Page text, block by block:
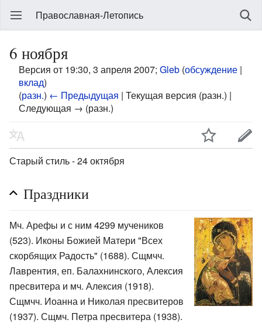
Православная-Летопись
6 ноября
Версия от 19:30, 3 апреля 2007; Gleb (обсуждение |
вклад)
(разн.) ← Предыдущая | Текущая версия (разн.) |
Следующая → (разн.)
Старый стиль - 24 октября
Праздники
Мч. Арефы и с ним 4299 мучеников
(523). Иконы Божией Матери "Всех
скорбящих Радость" (1688). Сщмчч.
Лаврентия, еп. Балахнинского, Алексия
пресвитера и мч. Алексия (1918).
Сщмчч. Иоанна и Николая пресвитеров
(1937). Сщмч. Петра пресвитера (1938).